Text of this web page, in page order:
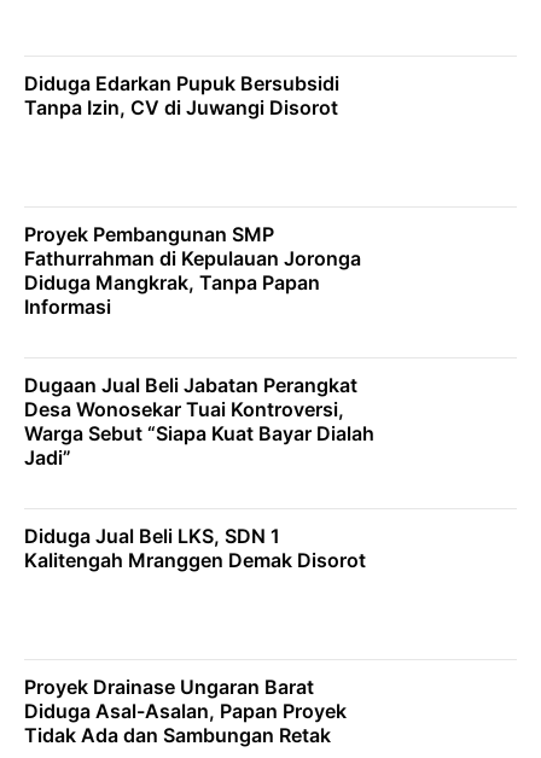
Diduga Edarkan Pupuk Bersubsidi
Tanpa Izin, CV di Juwangi Disorot
Proyek Pembangunan SMP
Fathurrahman di Kepulauan Joronga
Diduga Mangkrak, Tanpa Papan
Informasi
Dugaan Jual Beli Jabatan Perangkat
Desa Wonosekar Tuai Kontroversi,
Warga Sebut “Siapa Kuat Bayar Dialah
Jadi”
Diduga Jual Beli LKS, SDN 1
Kalitengah Mranggen Demak Disorot
Proyek Drainase Ungaran Barat
Diduga Asal-Asalan, Papan Proyek
Tidak Ada dan Sambungan Retak